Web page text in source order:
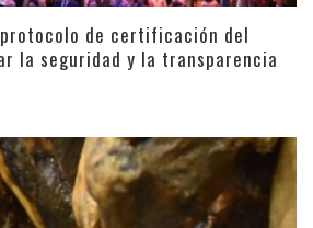
protocolo de certificación del
la seguridad y la transparencia